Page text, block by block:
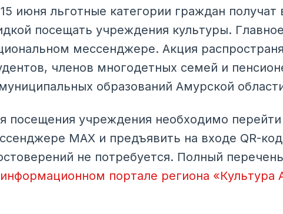
июня льготные категории граждан
посещать учреждения культуры.
мессенджере. Акция
членов многодетных семей и
образований Амурской
посещения учреждения необходимо
MAX и предъявить на входе QR-
не потребуется. Полный
информационном портале региона «Культура